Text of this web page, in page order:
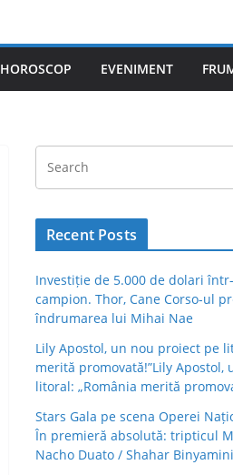
HOROSCOP EVENIMENT
Recent Posts
Investiție de 5.000 de dolari
campion. Thor, Cane Corso-ul
îndrumarea lui Mihai Nae
Lily Apostol, un nou proiect pe
merită promovată!”Lily Apostol,
litoral: „România merită
Stars Gala pe scena Operei
În premieră absolută: tripticul
Nacho Duato / Shahar Binyamini